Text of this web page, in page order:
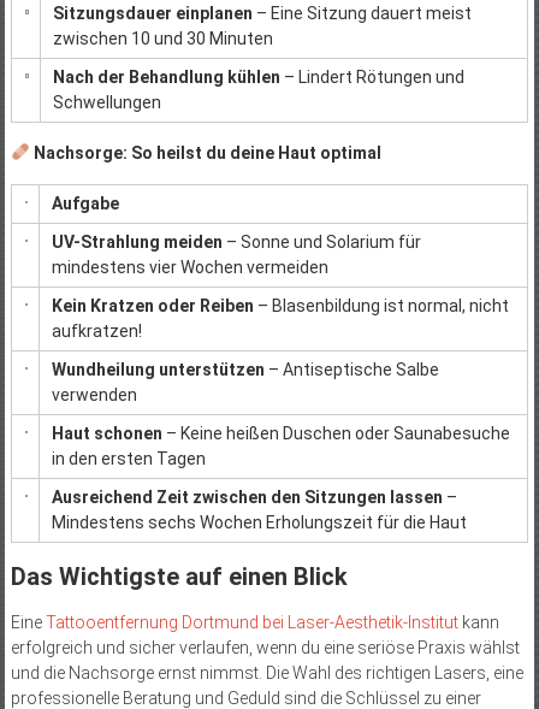
Sitzungsdauer einplanen – Eine Sitzung dauert meist
zwischen 10 und 30 Minuten
Nach der Behandlung kühlen – Lindert Rötungen und
Schwellungen
Nachsorge: So heilst du deine Haut optimal
Aufgabe
UV-Strahlung meiden – Sonne und Solarium für
mindestens vier Wochen vermeiden
Kein Kratzen oder Reiben – Blasenbildung ist normal, nicht
aufkratzen!
Wundheilung unterstützen – Antiseptische Salbe
verwenden
Haut schonen – Keine heißen Duschen oder Saunabesuche
in den ersten Tagen
Ausreichend Zeit zwischen den Sitzungen lassen –
Mindestens sechs Wochen Erholungszeit für die Haut
Das Wichtigste auf einen Blick
EineTattooentfernung Dortmund bei Laser-Aesthetik-Institutkann
erfolgreich und sicher verlaufen, wenn du eine seriöse Praxis wählst
und die Nachsorge ernst nimmst. Die Wahl des richtigen Lasers, eine
professionelle Beratung und Geduld sind die Schlüssel zu einer